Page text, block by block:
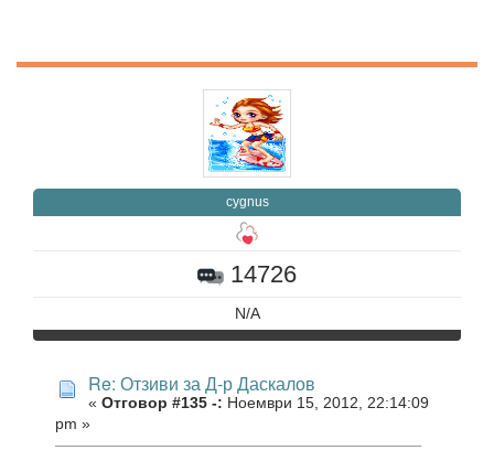
cygnus
14726
N/A
Re: Отзиви за Д-р Даскалов
« Отговор #135 -: Ноември 15, 2012, 22:14:09
pm »